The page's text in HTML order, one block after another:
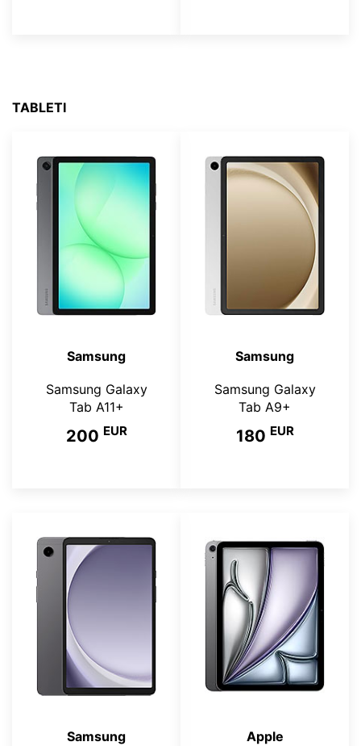
TABLETI
Samsung
Samsung Galaxy
Tab A11+
200 EUR
Samsung
Samsung Galaxy
Tab A9+
180 EUR
Samsung Apple